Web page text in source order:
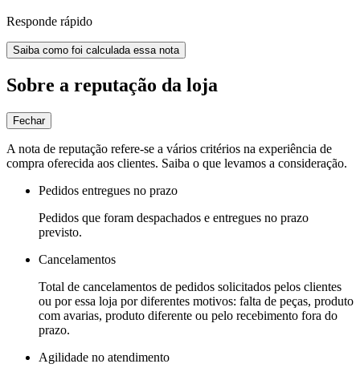
Responde rápido
Saiba como foi calculada essa nota
Sobre a reputação da loja
Fechar
A nota de reputação refere-se a vários critérios na experiência de
compra oferecida aos clientes. Saiba o que levamos a consideração.
Pedidos entregues no prazo
Pedidos que foram despachados e entregues no prazo
previsto.
Cancelamentos
Total de cancelamentos de pedidos solicitados pelos clientes
ou por essa loja por diferentes motivos: falta de peças, produto
com avarias, produto diferente ou pelo recebimento fora do
prazo.
Agilidade no atendimento